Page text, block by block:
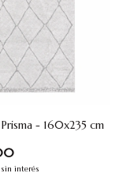
- 160x235 cm
sin interés